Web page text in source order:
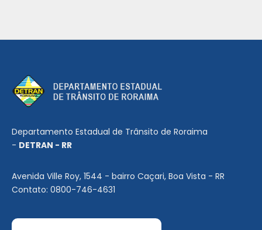
Departamento Estadual de Trânsito de Roraima
- DETRAN - RR
Avenida Ville Roy, 1544 - bairro Caçari, Boa Vista - RR
Contato: 0800-746-4631